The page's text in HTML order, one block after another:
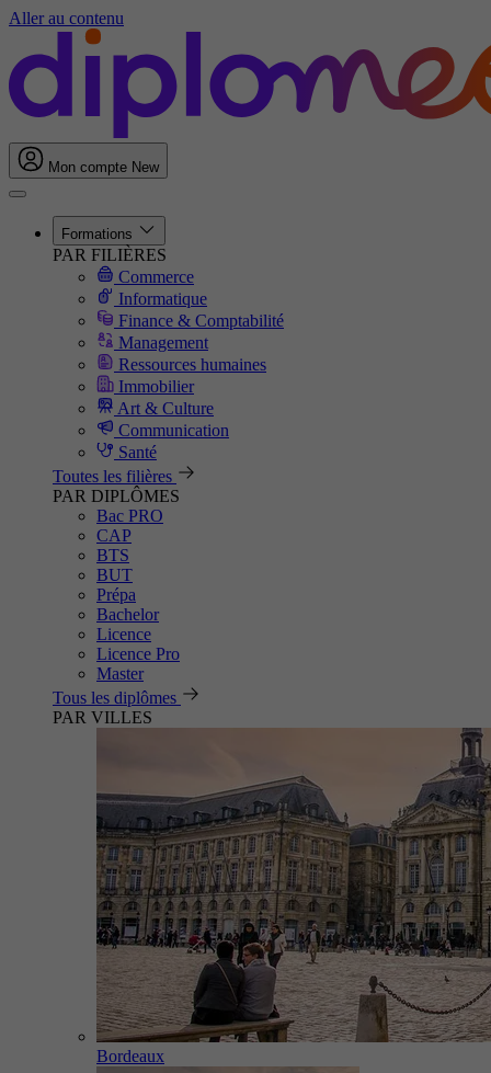
Aller au contenu
Mon compte New
Formations
PAR FILIÈRES
Commerce
Informatique
Finance & Comptabilité
Management
Ressources humaines
Immobilier
Art & Culture
Communication
Santé
Toutes les filières
PAR DIPLÔMES
Bac PRO
CAP
BTS
BUT
Prépa
Bachelor
Licence
Licence Pro
Master
Tous les diplômes
PAR VILLES
Bordeaux